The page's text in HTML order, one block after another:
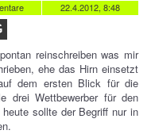
22.4.2012, 8:48
reinschreiben was mir
ehe das Hirn einsetzt
dem ersten Blick für die
drei Wettbewerber für den
sollte der Begriff nur in